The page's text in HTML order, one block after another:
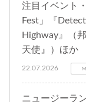
注目イベント
Fest」『
Highway』（
天使』）ほか
22.07.2026
ニュージーラ